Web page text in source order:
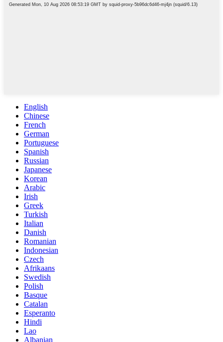
English
Chinese
French
German
Portuguese
Spanish
Russian
Japanese
Korean
Arabic
Irish
Greek
Turkish
Italian
Danish
Romanian
Indonesian
Czech
Afrikaans
Swedish
Polish
Basque
Catalan
Esperanto
Hindi
Lao
Albanian